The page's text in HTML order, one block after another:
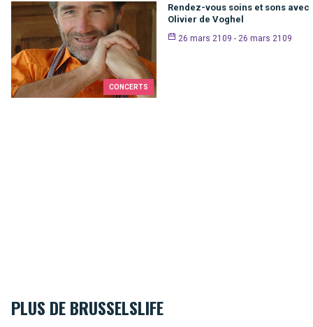
CONCERTS
Rendez-vous soins et sons avec
Olivier de Voghel
26 mars 2109 - 26 mars 2109
PLUS DE BRUSSELSLIFE